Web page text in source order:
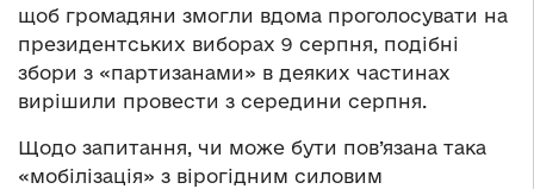
щоб громадяни змогли вдома проголосувати на
президентських виборах 9 серпня, подібні
збори з «партизанами» в деяких частинах
вирішили провести з середини серпня.
Щодо запитання, чи може бути пов’язана така
«мобілізація» з вірогідним силовим